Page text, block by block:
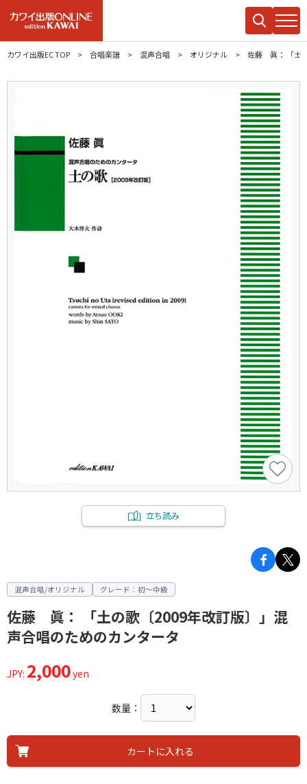
カワイ出版EC TOP 合唱楽譜 混声合唱 オリジナル 佐藤 眞： 「土
立ち読み
混声合唱/オリジナル グレード：初～中級
佐藤 眞： 「土の歌〔2009年改訂版〕」混
声合唱のためのカンタータ
JPY: 2,000yen
数量：
カートに入れる